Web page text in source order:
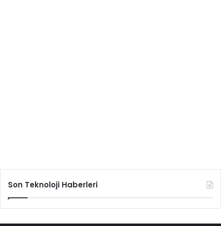
Son Teknoloji Haberleri